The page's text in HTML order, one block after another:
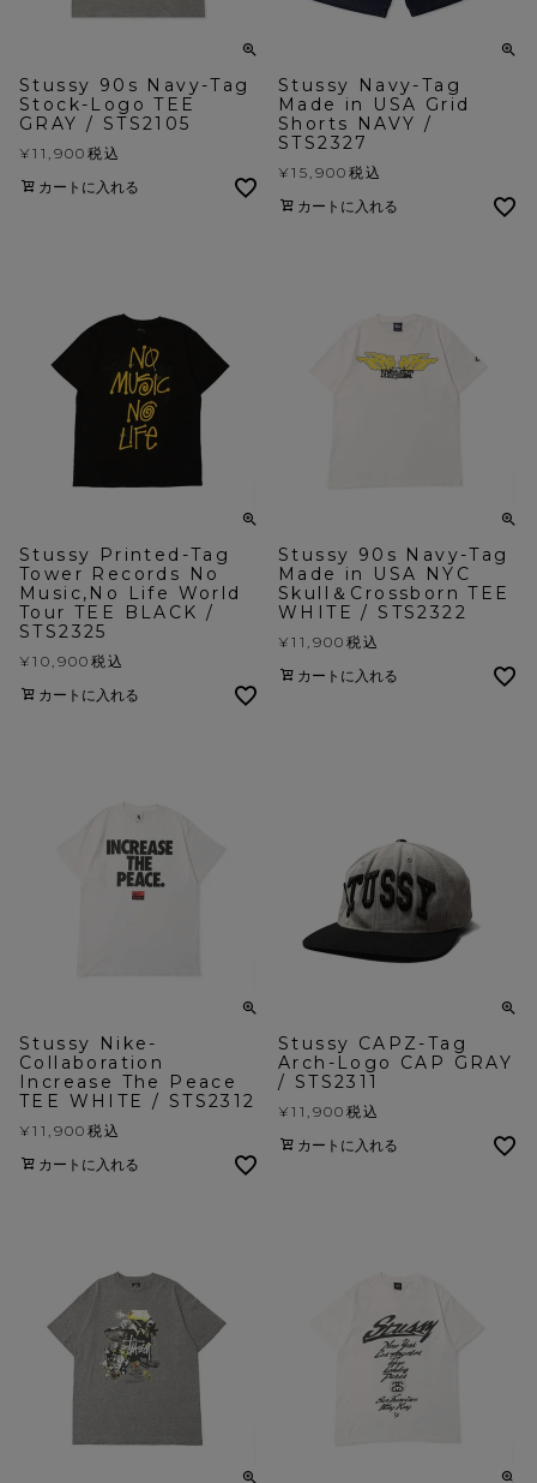
Stussy 90s Navy-Tag
Stock-Logo TEE
GRAY / STS2105
¥11,900 税込
カートに入れる
Stussy Navy-Tag
Made in USA Grid
Shorts NAVY /
STS2327
¥15,900 税込
カートに入れる
Stussy Printed-Tag
Tower Records No
Music,No Life World
Tour TEE BLACK /
STS2325
¥10,900 税込
カートに入れる
Stussy 90s Navy-Tag
Made in USA NYC
Skull＆Crossborn TEE
WHITE / STS2322
¥11,900 税込
カートに入れる
Stussy Nike-
Collaboration
Increase The Peace
TEE WHITE / STS2312
¥11,900 税込
カートに入れる
Stussy CAPZ-Tag
Arch-Logo CAP GRAY
/ STS2311
¥11,900 税込
カートに入れる